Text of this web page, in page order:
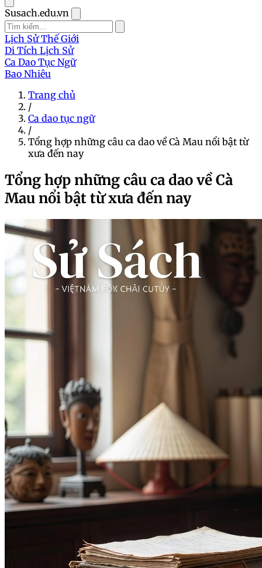
Susach.edu.vn
Lịch Sử Thế Giới
Di Tích Lịch Sử
Ca Dao Tục Ngữ
Bao Nhiêu
Trang chủ
/
Ca dao tục ngữ
/
Tổng hợp những câu ca dao về Cà Mau nổi bật từ
xưa đến nay
Tổng hợp những câu ca dao về Cà
Mau nổi bật từ xưa đến nay